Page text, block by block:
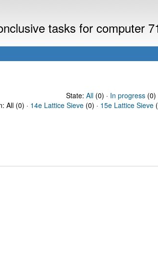
tasks for computer
State: All(0) · In progress(0)
All (0) · 14e Lattice Sieve (0) · 15e Lattice Sieve